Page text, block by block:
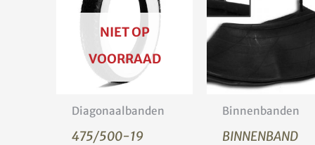
NIET OP
VOORRAAD
Diagonaalbanden
475/500-19
Binnenbanden
BINNENBAND